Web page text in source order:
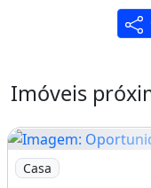
- Playground,
- Academia ao ar
- Bosque para
Para mais
financiamento
Imóveis
Imagem:
Casa